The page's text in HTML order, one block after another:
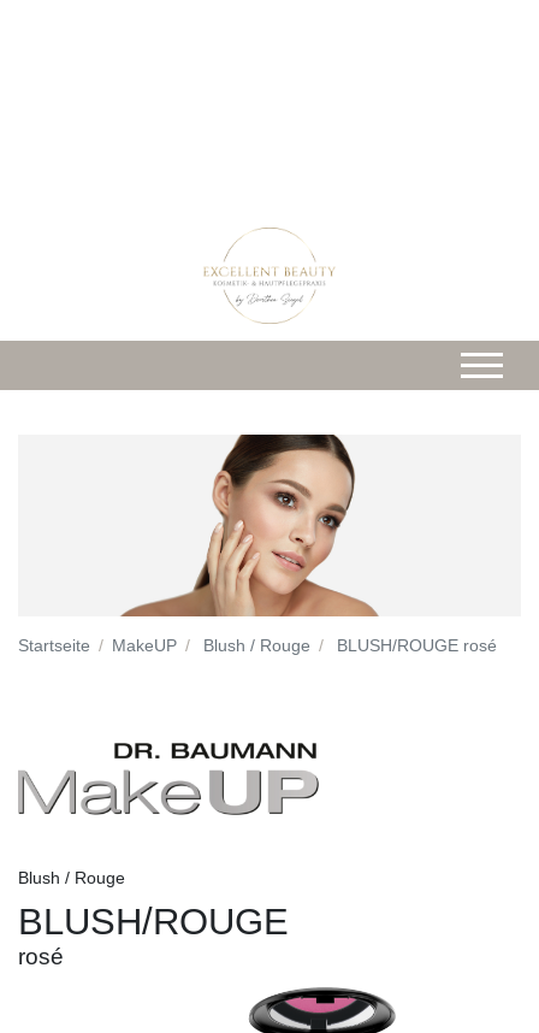
Startseite MakeUP Blush / Rouge BLUSH/ROUGE rosé
Blush / Rouge
BLUSH/ROUGE
rosé